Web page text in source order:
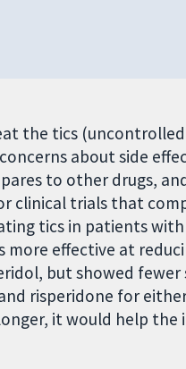
the tics
about side
to other drugs,
clinical trials that
tics in patients
effective at
but showed fewer
risperidone for
it would help